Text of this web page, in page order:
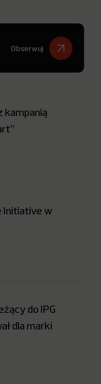
Obserwuj
kampanią
Initiative w
do IPG
dla marki